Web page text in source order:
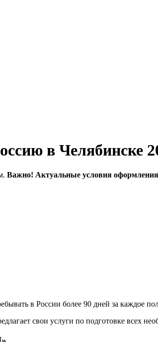
в Челябинске
Важно! Актуальные условия
в России более 90 дней за каждое
свои услуги по подготовке всех